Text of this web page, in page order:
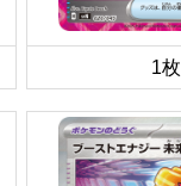
1枚